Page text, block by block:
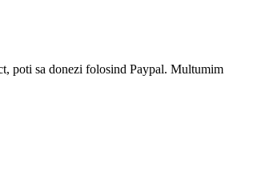
poti sa donezi folosind Paypal. Multumim